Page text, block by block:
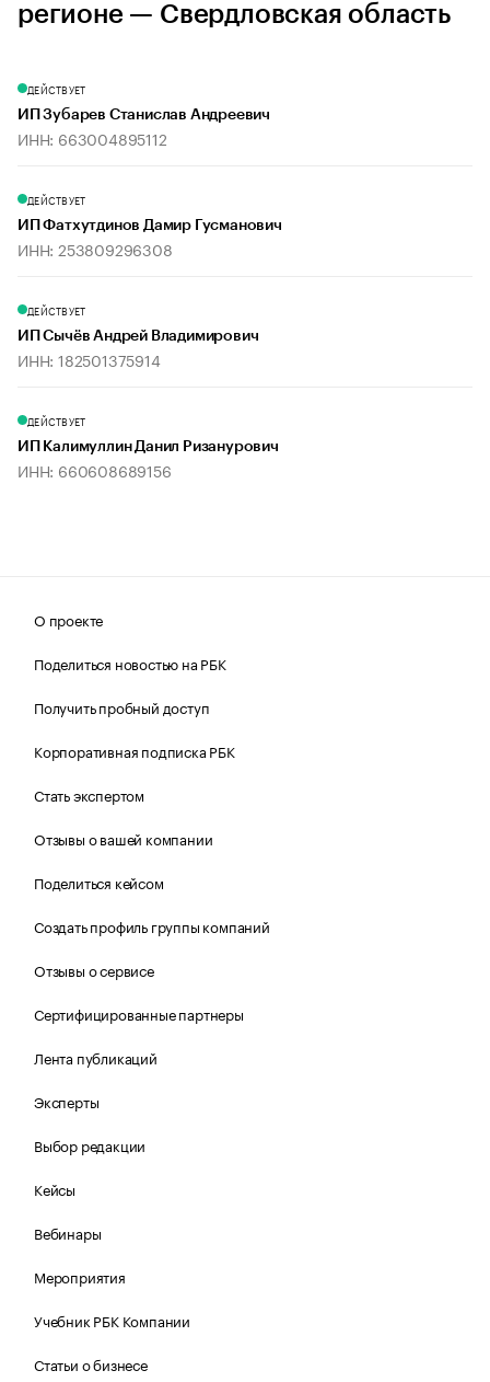
регионе — Свердловская область
ДЕЙСТВУЕТ
ИП Зубарев Станислав Андреевич
ИНН: 663004895112
ДЕЙСТВУЕТ
ИП Фатхутдинов Дамир Гусманович
ИНН: 253809296308
ДЕЙСТВУЕТ
ИП Сычёв Андрей Владимирович
ИНН: 182501375914
ДЕЙСТВУЕТ
ИП Калимуллин Данил Ризанурович
ИНН: 660608689156
О проекте
Поделиться новостью на РБК
Получить пробный доступ
Корпоративная подписка РБК
Стать экспертом
Отзывы о вашей компании
Поделиться кейсом
Создать профиль группы компаний
Отзывы о сервисе
Сертифицированные партнеры
Лента публикаций
Эксперты
Выбор редакции
Кейсы
Вебинары
Мероприятия
Учебник РБК Компании
Статьи о бизнесе